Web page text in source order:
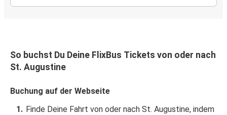
So buchst Du Deine FlixBus Tickets von oder nach
St. Augustine
Buchung auf der Webseite
Finde Deine Fahrt von oder nach St. Augustine, indem